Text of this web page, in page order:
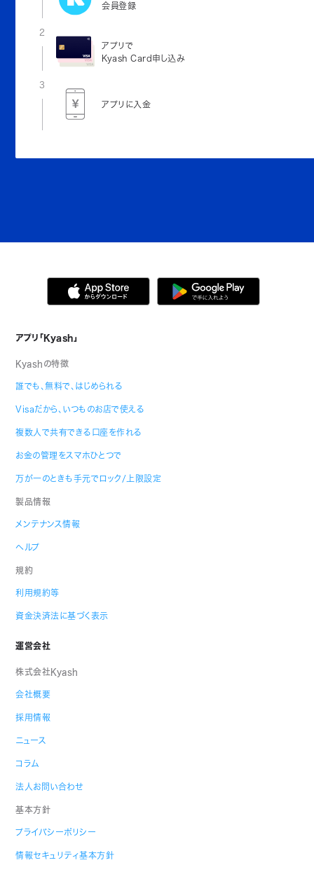
会員登録
2
アプリで
Kyash Card申し込み
3
アプリに入金
アプリ「Kyash」
Kyashの特徴
誰でも、無料で、はじめられる
Visaだから、いつものお店で使える
複数人で共有できる口座を作れる
お金の管理をスマホひとつで
万が一のときも手元でロック/上限設定
製品情報
メンテナンス情報
ヘルプ
規約
利用規約等
資金決済法に基づく表示
運営会社
株式会社Kyash
会社概要
採用情報
ニュース
コラム
法人お問い合わせ
基本方針
プライバシーポリシー
情報セキュリティ基本方針